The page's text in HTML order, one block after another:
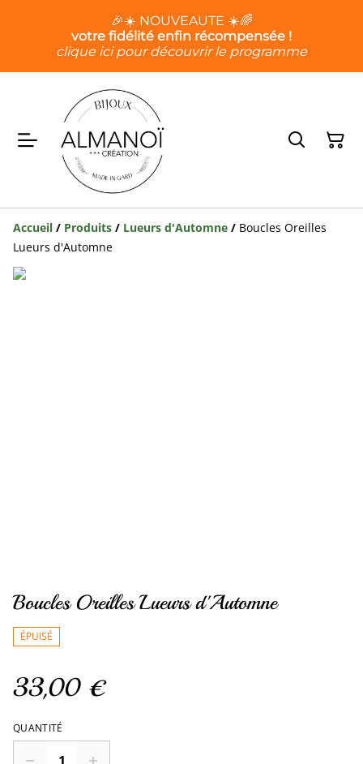
🎉☀️ NOUVEAUTE ☀️🌈
votre fidélité enfin récompensée !
clique ici pour découvrir le programme
Accueil / Produits / Lueurs d'Automne / Boucles Oreilles
Lueurs d'Automne
Boucles Oreilles Lueurs d'Automne
ÉPUISÉ
33,00 €
QUANTITÉ